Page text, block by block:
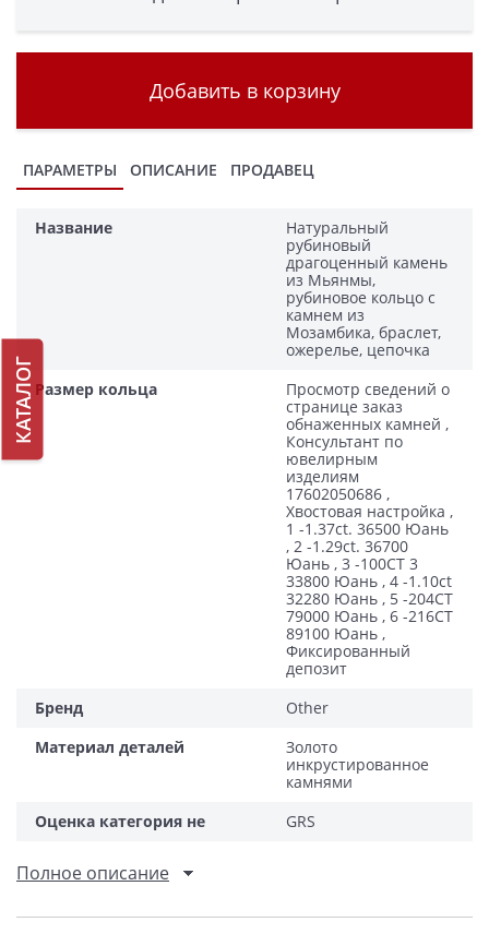
КАТАЛОГ
Добавить в корзину
ПАРАМЕТРЫ ОПИСАНИЕ ПРОДАВЕЦ
Название
Натуральный
рубиновый
драгоценный камень
из Мьянмы,
рубиновое кольцо с
камнем из
Мозамбика, браслет,
ожерелье, цепочка
Размер кольца
Просмотр сведений о
странице заказ
обнаженных камней ,
Консультант по
ювелирным
изделиям
17602050686 ,
Хвостовая настройка ,
1 -1.37ct. 36500 Юань
, 2 -1.29ct. 36700
Юань , 3 -100CT 3
33800 Юань , 4 -1.10ct
32280 Юань , 5 -204CT
79000 Юань , 6 -216CT
89100 Юань ,
Фиксированный
депозит
Бренд
Other
Материал деталей
Золото
инкрустированное
камнями
Оценка категория не
GRS
Полное описание